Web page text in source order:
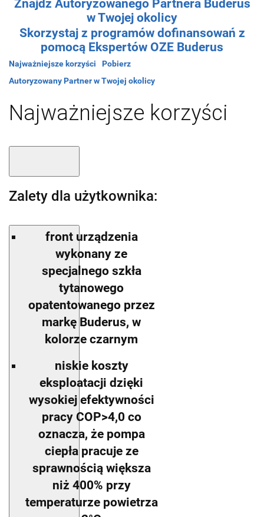
Znajdź Autoryzowanego Partnera Buderus
w Twojej okolicy
Skorzystaj z programów dofinansowań z
pomocą Ekspertów OZE Buderus
Najważniejsze korzyści
Pobierz
Autoryzowany Partner w Twojej okolicy
Najważniejsze korzyści
Zalety dla użytkownika:
front urządzenia
wykonany ze
specjalnego szkła
tytanowego
opatentowanego przez
markę Buderus, w
kolorze czarnym
niskie koszty
eksploatacji dzięki
wysokiej efektywności
pracy COP>4,0 co
oznacza, że pompa
ciepła pracuje ze
sprawnością większa
niż 400% przy
temperaturze powietrza